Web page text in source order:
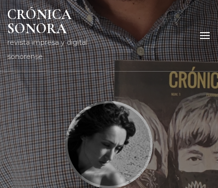
CRÓNICA
SONORA
revista impresa y digital
sonorense